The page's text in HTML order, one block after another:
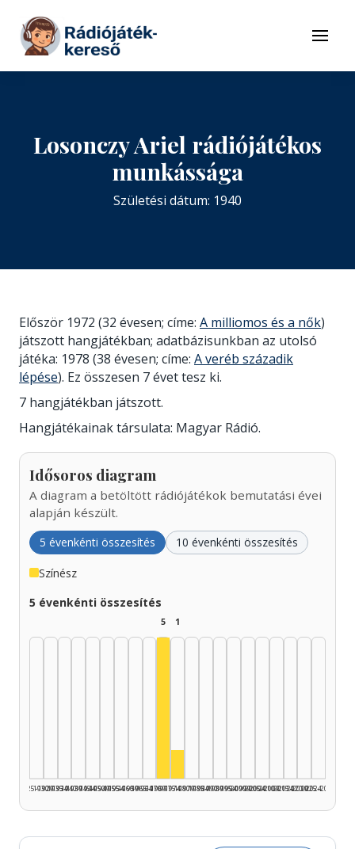
Tovább a tartalomhoz
Menü
Losonczy Ariel rádiójátékos
munkássága
Születési dátum: 1940
Először 1972 (32 évesen; címe: A milliomos és a nők)
játszott hangjátékban; adatbázisunkban az utolsó
játéka: 1978 (38 évesen; címe: A veréb századik
lépése). Ez összesen 7 évet tesz ki.
7 hangjátékban játszott.
Hangjátékainak társulata: Magyar Rádió.
Idősoros diagram
A diagram a betöltött rádiójátékok bemutatási évei
alapján készült.
5 évenkénti összesítés 10 évenkénti összesítés
Színész
5 évenkénti összesítés
1925–1929
1930–1934
1935–1939
1940–1944
1945–1949
1950–1954
1955–1959
1960–1964
1965–1969
5
1970–1974
1
1975–1979
1980–1984
1985–1989
1990–1994
1995–1999
2000–2004
2005–2009
2010–2014
2015–2019
2020–2024
2025–2026